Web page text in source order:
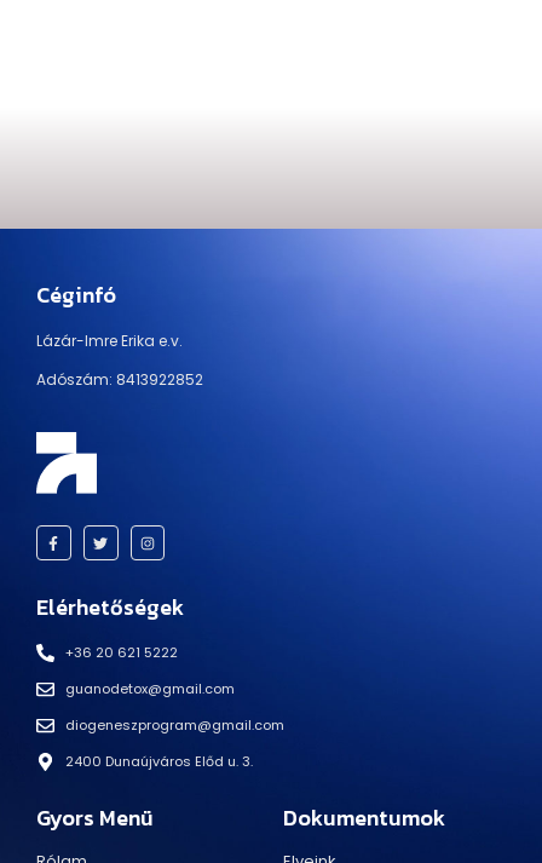
Céginfó
Lázár-Imre Erika e.v.
Adószám: 8413922852
Elérhetőségek
+36 20 621 5222
guanodetox@gmail.com
diogeneszprogram@gmail.com
2400 Dunaújváros Előd u. 3.
Gyors Menü Dokumentumok